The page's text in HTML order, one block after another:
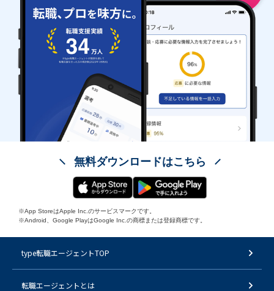
無料ダウンロードはこちら
※App StoreはApple Inc.のサービスマークです。
※Android、Google PlayはGoogle Inc.の商標または登録商標です。
type転職エージェントTOP
転職エージェントとは